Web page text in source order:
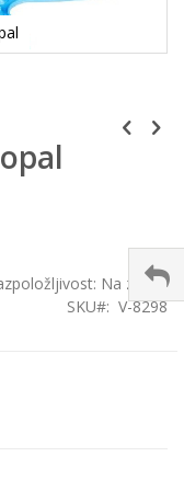
Na zalogi
SKU
V-8298